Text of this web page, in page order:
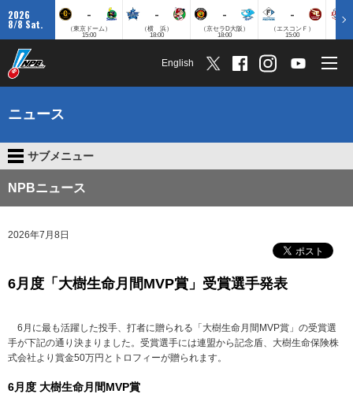
2026
8/8 Sat.
-
（東京ドーム）
15:00
-
（横 浜）
18:00
-
（京セラD大阪）
18:00
-
（エスコンＦ）
15:00
English
ニュース
サブメニュー
NPBニュース
2026年7月8日
6月度「大樹生命月間MVP賞」受賞選手発表
6月に最も活躍した投手、打者に贈られる「大樹生命月間MVP賞」の受賞選
手が下記の通り決まりました。受賞選手には連盟から記念盾、大樹生命保険株
式会社より賞金50万円とトロフィーが贈られます。
6月度 大樹生命月間MVP賞